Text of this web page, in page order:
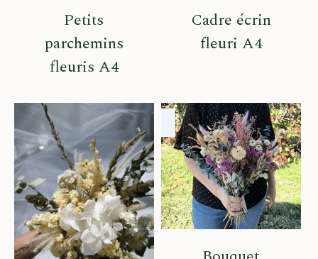
Petits
parchemins
fleuris A4
Cadre écrin
fleuri A4